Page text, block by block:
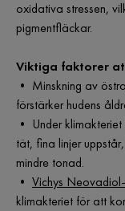
oxidativa stressen,
pigmentfläckar.
Viktiga faktorer
• Minskning av
förstärker hudens
• Under klimakteriet
tät, fina linjer
mindre tonad.
• Vichys
klimakteriet för att